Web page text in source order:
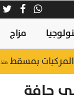
مزاج
منذ ١٧ ساعة
حافة